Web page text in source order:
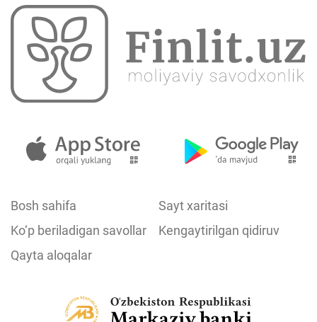
Bosh sahifa
Sayt xaritasi
Ko‘p beriladigan savollar
Kengaytirilgan qidiruv
Qayta aloqalar